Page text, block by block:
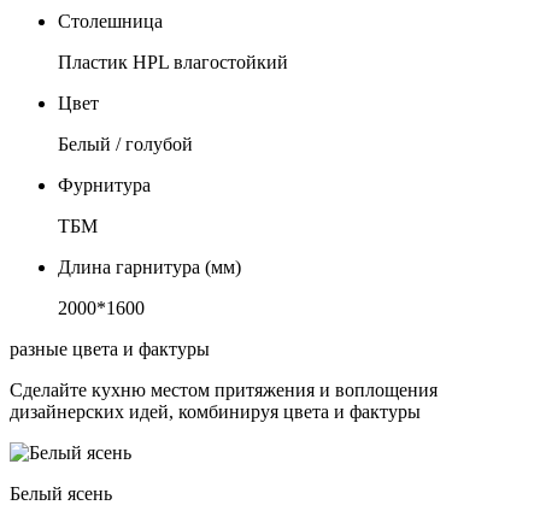
Столешница
Пластик HPL влагостойкий
Цвет
Белый / голубой
Фурнитура
ТБМ
Длина гарнитура (мм)
2000*1600
разные цвета и фактуры
Сделайте кухню местом притяжения и воплощения
дизайнерских идей, комбинируя цвета и фактуры
Белый ясень